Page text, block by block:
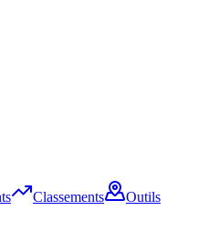
Classements
Outils